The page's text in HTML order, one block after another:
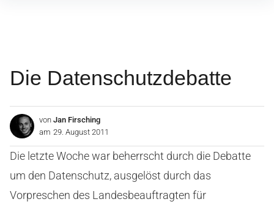
Die Datenschutzdebatte
von Jan Firsching
am 29. August 2011
Die letzte Woche war beherrscht durch die Debatte
um den Datenschutz, ausgelöst durch das
Vorpreschen des Landesbeauftragten für